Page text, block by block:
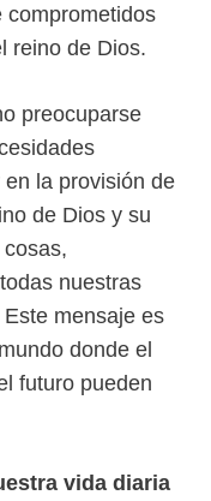
comprometidos
reino de Dios.
preocuparse
la provisión de
de Dios y su
nuestras
mensaje es
donde el
futuro pueden
vida diaria